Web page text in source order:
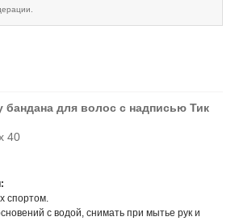
бандана для волос с надписью Тик
40
спортом.
с водой, снимать при мытье рук и